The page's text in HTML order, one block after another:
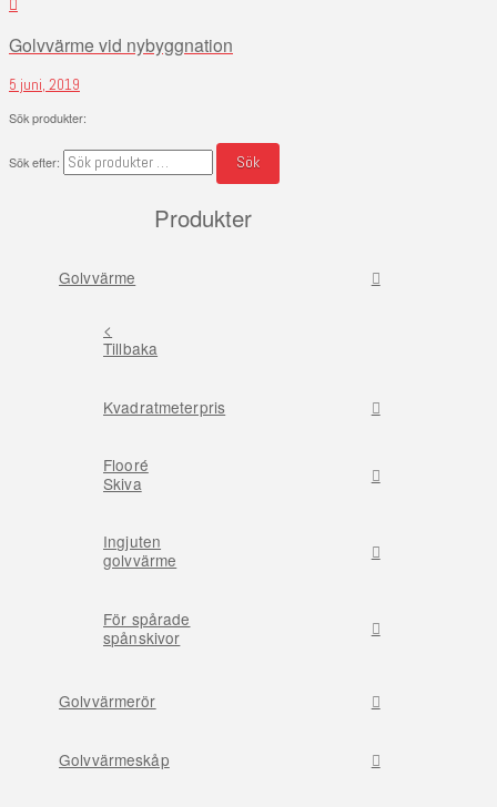
Golvvärme vid nybyggnation
5 juni, 2019
Sök produkter:
Sök efter: Sök
Produkter
Golvvärme
<
Tillbaka
Kvadratmeterpris
Flooré
Skiva
Ingjuten
golvvärme
För spårade
spånskivor
Golvvärmerör
Golvvärmeskåp